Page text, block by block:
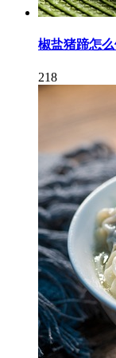
椒盐猪蹄怎
218